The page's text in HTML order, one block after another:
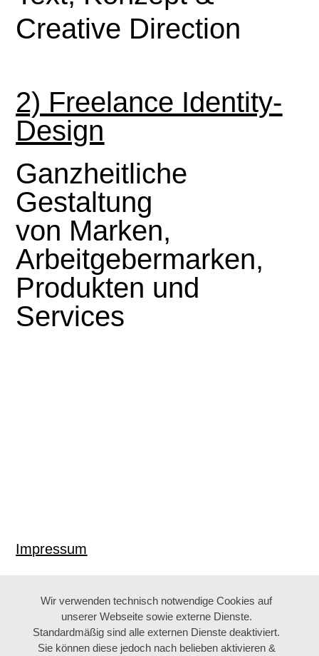
Creative Direction
2) Freelance Identity-
Design
Ganzheitliche
Gestaltung
von Marken,
Arbeitgebermarken,
Produkten und
Services
Impressum
Wir verwenden technisch notwendige Cookies auf
unserer Webseite sowie externe Dienste.
Standardmäßig sind alle externen Dienste deaktiviert.
Sie können diese jedoch nach belieben aktivieren &